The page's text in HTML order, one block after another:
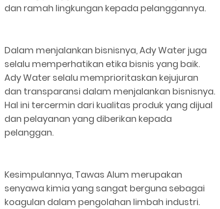
dan ramah lingkungan kepada pelanggannya.
Dalam menjalankan bisnisnya, Ady Water juga
selalu memperhatikan etika bisnis yang baik.
Ady Water selalu memprioritaskan kejujuran
dan transparansi dalam menjalankan bisnisnya.
Hal ini tercermin dari kualitas produk yang dijual
dan pelayanan yang diberikan kepada
pelanggan.
Kesimpulannya, Tawas Alum merupakan
senyawa kimia yang sangat berguna sebagai
koagulan dalam pengolahan limbah industri.